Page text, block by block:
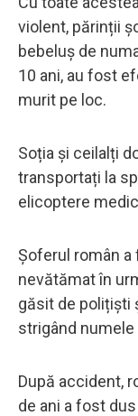
violent, părinții
bebeluș de
10 ani, au fost
murit pe loc.
Soția și ceilalți
transportați la
elicoptere
Șoferul român
nevătămat în
găsit de polițiști
strigând
După accident,
de ani a fost